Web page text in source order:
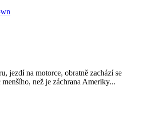
jezdí na motorce, obratně zachází se
než je záchrana Ameriky...